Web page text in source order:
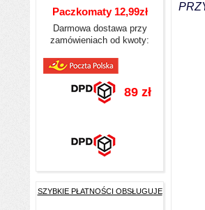
Paczkomaty 12,99zł
Darmowa dostawa przy
zamówieniach od kwoty:
89 zł
SZYBKIE PŁATNOŚCI OBSŁUGUJE